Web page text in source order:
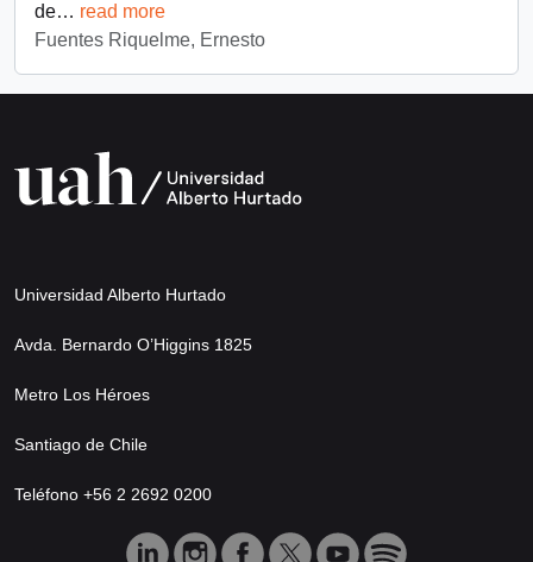
de… read more
Fuentes Riquelme, Ernesto
Universidad Alberto Hurtado
Avda. Bernardo O’Higgins 1825
Metro Los Héroes
Santiago de Chile
Teléfono +56 2 2692 0200